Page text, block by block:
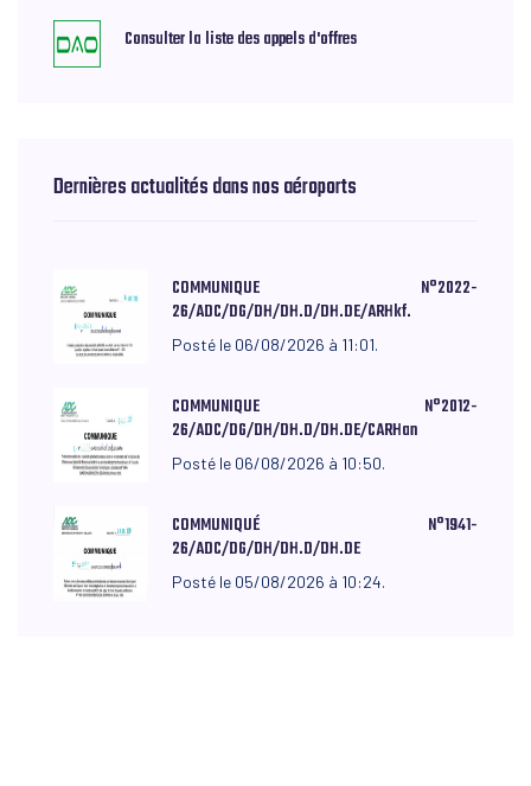
Consulter la liste des appels d'offres
Dernières actualités dans nos aéroports
COMMUNIQUE N°2022-
26/ADC/DG/DH/DH.D/DH.DE/ARHkf.
Posté le 06/08/2026 à 11:01.
COMMUNIQUE N°2012-
26/ADC/DG/DH/DH.D/DH.DE/CARHan
Posté le 06/08/2026 à 10:50.
COMMUNIQUÉ N°1941-
26/ADC/DG/DH/DH.D/DH.DE
Posté le 05/08/2026 à 10:24.